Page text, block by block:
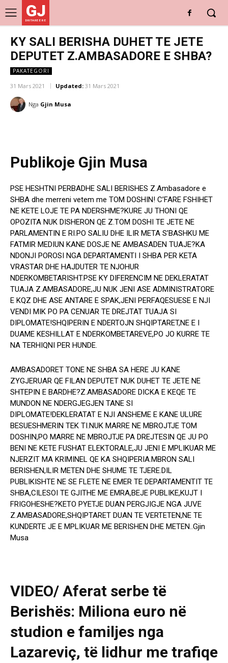
GJ
DRITARE E RE
KY SALI BERISHA DUHET TE JETE
DEPUTET Z.AMBASADORE E SHBA?
PAKATEGORI
31 Mars 2021 Updated: 31 Mars 2021
Nga Gjin Musa
Publikoje Gjin Musa
PSE HESHTNI PERBADHE SALI BERISHES Z.Ambasadore e
SHBA dhe merreni vetem me TOM DOSHIN! C’FARE FSHIHET
NE KETE LOJE TE PA NDERSHME?KURE JU THONI QE
OPOZITA NUK DISHERON QE Z.TOM DOSHI TE JETE NE
PARLAMENTIN E RI.PO SALIU DHE ILIR META S’BASHKU ME
FATMIR MEDIUN KANE DOSJE NE AMBASADEN TUAJE?KA
NDONJI POROSI NGA DEPARTAMENTI I SHBA PER KETA
VRASTAR DHE HAJDUTER TE NJOHUR
NDERKOMBETARISHT.PSE KY DIFERENCIM NE DEKLERATAT
TUAJA Z.AMBASADORE,JU NUK JENI ASE ADMINISTRATORE
E KQZ DHE ASE ANTARE E SPAK,JENI PERFAQESUESE E NJI
VENDI MIK PO PA CENUAR TE DREJTAT TUAJA SI
DIPLOMATE!SHQIPERIN E NDERTOJN SHQIPTARET,NE E I
DUAME KESHILLAT E NDERKOMBETAREVE,PO JO KURRE TE
NA TERHIQNI PER HUNDE.
AMBASADORET TONE NE SHBA SA HERE JU KANE
ZYGJERUAR QE FILAN DEPUTET NUK DUHET TE JETE NE
SHTEPIN E BARDHE?Z.AMBASADORE DICKA E KEQE TE
MUNDON NE NDERGJEGJEN TANE SI
DIPLOMATE!DEKLERATAT E NJI ANSHEME E KANE ULURE
BESUESHMERIN TEK TI.NUK MARRE NE MBROJTJE TOM
DOSHIN,PO MARRE NE MBROJTJE PA DREJTESIN QE JU PO
BENI NE KETE FUSHAT ELEKTORALE,JU JENI E MPLIKUAR ME
NJERZIT MA KRIMINEL QE KA SHQIPERIA.MBRON SALI
BERISHEN,ILIR METEN DHE SHUME TE TJERE.DIL
PUBLIKISHTE NE SE FLETE NE EMER TE DEPARTAMENTIT TE
SHBA,CILESOI TE GJITHE ME EMRA,BEJE PUBLIKE,KUJT I
FRIGOHESHE?KETO PYETJE DUAN PERGJIGJE NGA JUVE
Z.AMBASADORE,SHQIPTARET DUAN TE VERTETEN,NE TE
KUNDERTE JE E MPLIKUAR ME BERISHEN DHE METEN..Gjin
Musa
VIDEO/ Aferat serbe të
Berishës: Miliona euro në
studion e familjes nga
Lazareviç, të lidhur me trafiqe